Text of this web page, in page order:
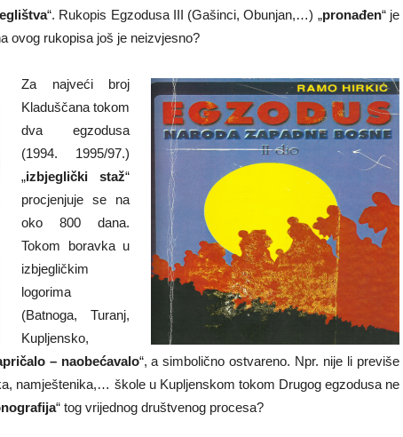
“. Rukopis Egzodusa III (Gašinci, Obunjan,…) „pronađen“ je
ovog rukopisa još je neizvjesno?
Za najveći broj
Kladuščana tokom
dva egzodusa
(1994. 1995/97.)
„izbjeglički staž“
procjenjuje se na
oko 800 dana.
Tokom boravka u
izbjegličkim
logorima
(Batnoga, Turanj,
Kupljensko,
– naobećavalo“, a simbolično ostvareno. Npr. nije li previše
namještenika,… škole u Kupljenskom tokom Drugog egzodusa ne
“ tog vrijednog društvenog procesa?